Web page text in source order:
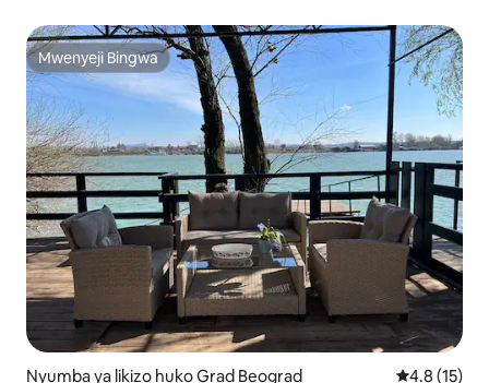
Mwenyeji Bingwa
Mwenyeji Bingwa
Nyumba ya likizo huko Grad Beograd Ukadiriaji
4.8 (15)